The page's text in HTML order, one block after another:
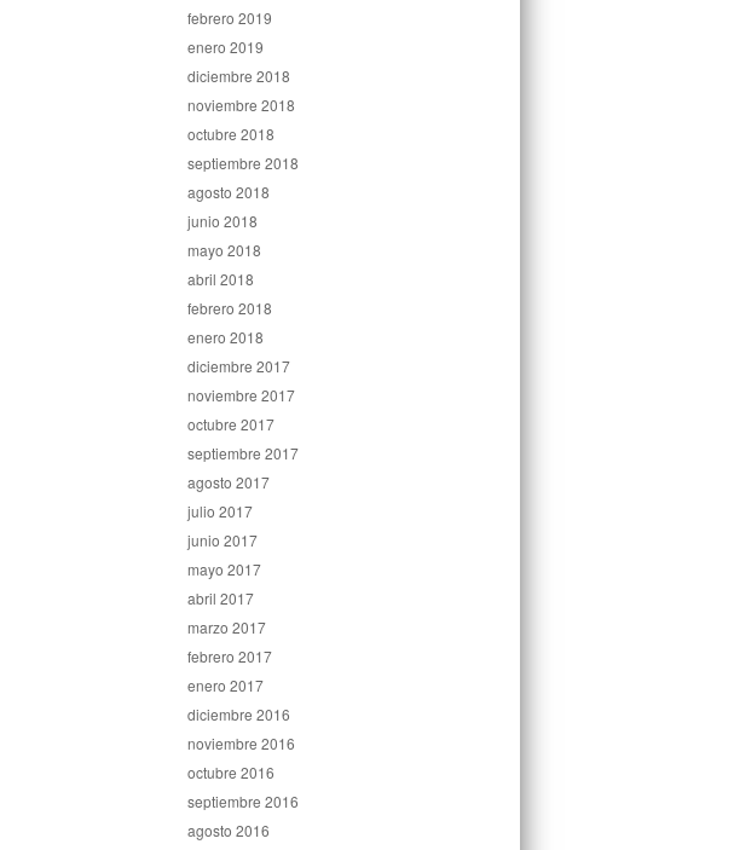
febrero 2019
enero 2019
diciembre 2018
noviembre 2018
octubre 2018
septiembre 2018
agosto 2018
junio 2018
mayo 2018
abril 2018
febrero 2018
enero 2018
diciembre 2017
noviembre 2017
octubre 2017
septiembre 2017
agosto 2017
julio 2017
junio 2017
mayo 2017
abril 2017
marzo 2017
febrero 2017
enero 2017
diciembre 2016
noviembre 2016
octubre 2016
septiembre 2016
agosto 2016